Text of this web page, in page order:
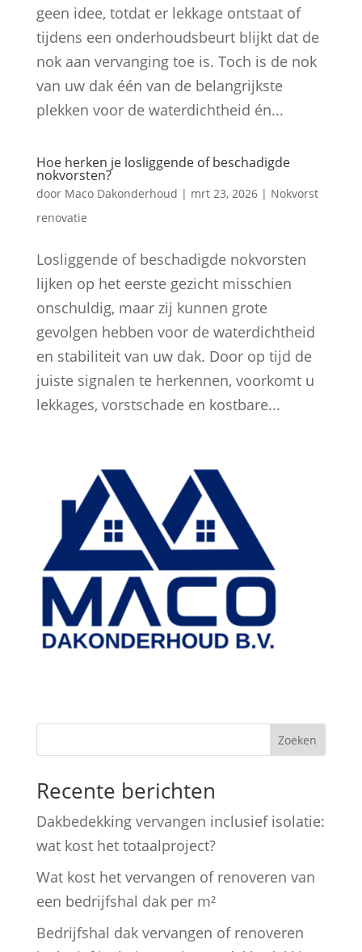
geen idee, totdat er lekkage ontstaat of
tijdens een onderhoudsbeurt blijkt dat de
nok aan vervanging toe is. Toch is de nok
van uw dak één van de belangrijkste
plekken voor de waterdichtheid én...
Hoe herken je losliggende of beschadigde
nokvorsten?
door Maco Dakonderhoud | mrt 23, 2026| Nokvorst
renovatie
Losliggende of beschadigde nokvorsten
lijken op het eerste gezicht misschien
onschuldig, maar zij kunnen grote
gevolgen hebben voor de waterdichtheid
en stabiliteit van uw dak. Door op tijd de
juiste signalen te herkennen, voorkomt u
lekkages, vorstschade en kostbare...
Zoeken
Recente berichten
Dakbedekking vervangen inclusief isolatie:
wat kost het totaalproject?
Wat kost het vervangen of renoveren van
een bedrijfshal dak per m²
Bedrijfshal dak vervangen of renoveren